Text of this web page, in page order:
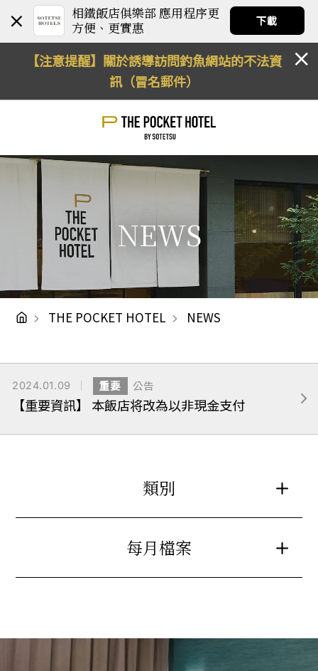
相鐵飯店俱樂部 應用程序更
方便、更實惠
下載
【注意提醒】關於誘導訪問釣魚網站的不法資
訊（冒名郵件）
NEWS
THE POCKET HOTEL NEWS
2024.01.09 重要 公告
【重要資訊】 本飯店将改為以非現金支付
類別
每月檔案